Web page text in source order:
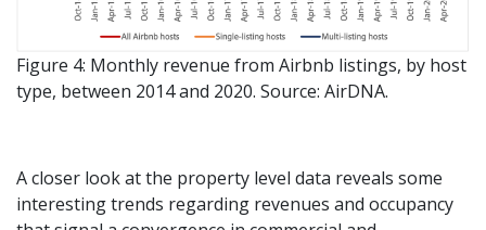
Figure 4: Monthly revenue from Airbnb listings, by host
type, between 2014 and 2020. Source: AirDNA.
A closer look at the property level data reveals some
interesting trends regarding revenues and occupancy